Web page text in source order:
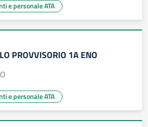
e personale ATA
PROVVISORIO 1A ENO
e personale ATA